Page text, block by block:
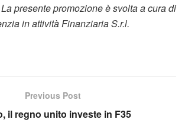
presente promozione è svolta a cura di
in attività Finanziaria S.r.l.
Previous Post
il regno unito investe in F35